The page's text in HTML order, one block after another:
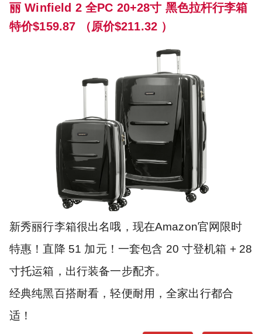
丽 Winfield 2 全PC 20+28寸 黑色拉杆行李箱
特价$159.87 （原价$211.32 ）
新秀丽行李箱很出名哦，现在Amazon官网限时
特惠！直降 51 加元！一套包含 20 寸登机箱 + 28
寸托运箱，出行装备一步配齐。
经典纯黑百搭耐看，轻便耐用，全家出行都合
适！